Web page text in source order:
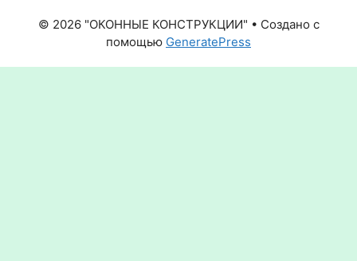
© 2026 "ОКОННЫЕ КОНСТРУКЦИИ" • Создано с
помощью GeneratePress